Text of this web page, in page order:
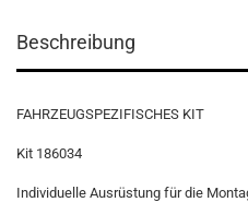
Beschreibung
FAHRZEUGSPEZIFISCHES KIT
Kit 186034
Individuelle Ausrüstung für die